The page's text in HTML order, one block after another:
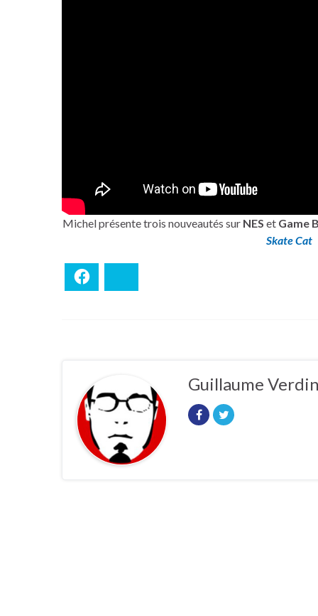
Michel présente trois nouveautés sur NES et Game
Skate Cat
Guillaume